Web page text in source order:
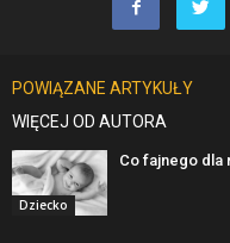
POWIĄZANE ARTYKUŁY
WIĘCEJ OD AUTORA
Dziecko
Co fajnego